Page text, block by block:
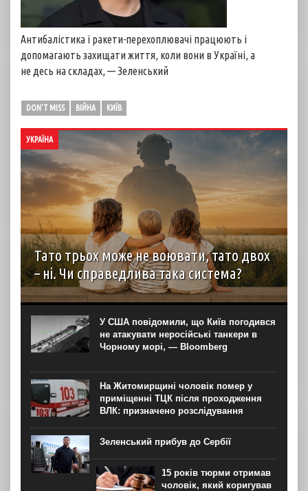
Антибалістика і ракети-перехоплювачі працюють і
допомагають захищати життя, коли вони в Україні, а
не десь на складах, — Зеленський
DON'T MISS ВІЙНА КИЇВ
УКРАЇНА
Тато трьох може не воювати, тато двох
– ні. Чи справедлива така система?
автор: Наталія Бушковська Мережею шириться хвиля
дописів про те, що чоловіків, батьків трьох і більше
дітей потрібно позбавити права відстрочки на
мобілізацію. 4 серпня навіть було створено відповідну...
У США повідомили, що Київ погодився
не атакувати неросійські танкери в
Чорному морі, — Bloomberg
На Житомирщині чоловік помер у
приміщенні ТЦК після проходження
ВЛК: призначено розслідування
Зеленський прибув до Сербії
15 років тюрми отримав
чоловік, який коригував